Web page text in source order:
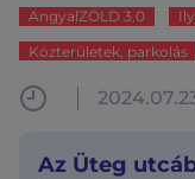
AngyalZÖLD 3.0
Közterületek, parkolás
Az Üteg